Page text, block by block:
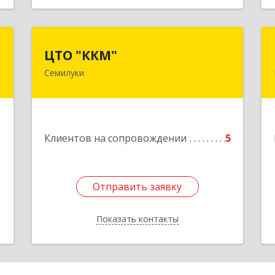
ЦТО "ККМ"
Семилуки
Клиентов на сопровождении 5
Отправить заявку
Показать контакты
Отправить заявку
Назад